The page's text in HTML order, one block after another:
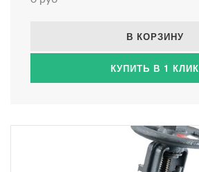
В КОРЗИНУ
КУПИТЬ В 1 КЛИК